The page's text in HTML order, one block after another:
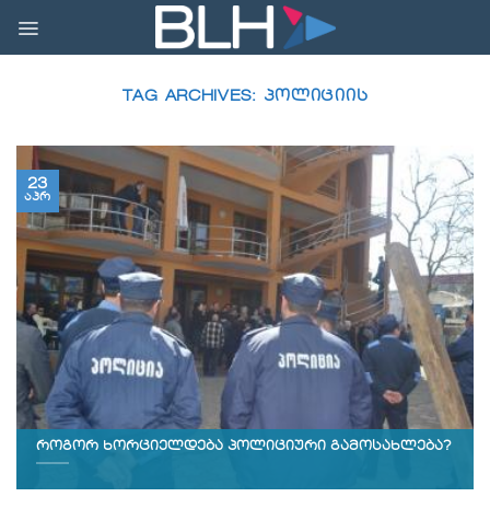
content
TAG ARCHIVES: ᲞᲝᲚᲘᲪᲘᲘᲡ
როგორ ხორციელდება პოლიციური გამოსახლება?
23
აპრ